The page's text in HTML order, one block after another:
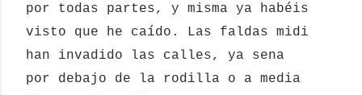
por todas partes, y misma ya habéis
visto que he caído. Las faldas midi
han invadido las calles, ya sena
por debajo de la rodilla o a media